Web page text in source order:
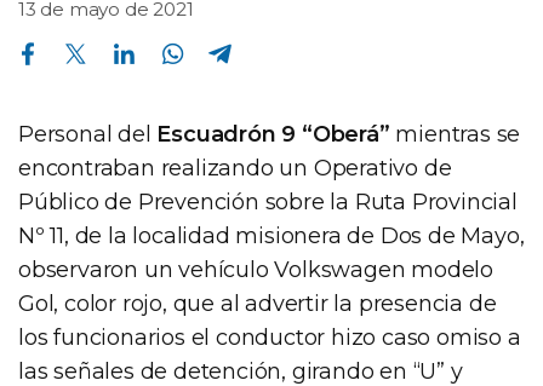
13 de mayo de 2021
Compartir en Facebook Compartir en Twitter Compartir en Linkedin Compartir en Whatsapp
Personal del Escuadrón 9 “Oberá” mientras se
encontraban realizando un Operativo de
Público de Prevención sobre la Ruta Provincial
Nº 11, de la localidad misionera de Dos de Mayo,
observaron un vehículo Volkswagen modelo
Gol, color rojo, que al advertir la presencia de
los funcionarios el conductor hizo caso omiso a
las señales de detención, girando en “U” y